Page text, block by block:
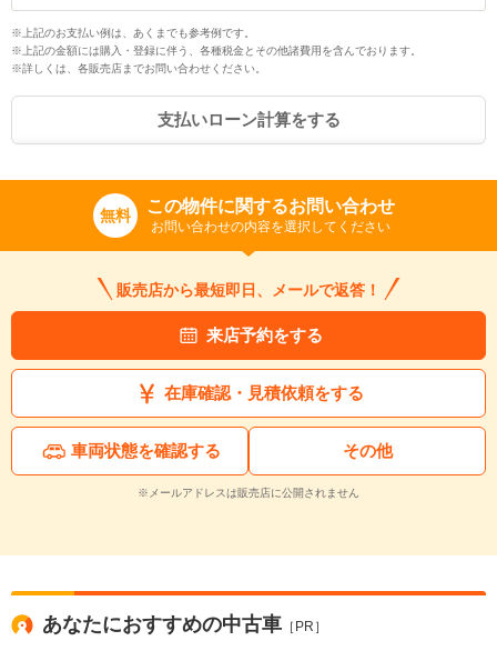
※上記のお支払い例は、あくまでも参考例です。
※上記の金額には購入・登録に伴う、各種税金とその他諸費用を含んでおります。
※詳しくは、各販売店までお問い合わせください。
支払いローン計算をする
無料 この物件に関するお問い合わせ
お問い合わせの内容を選択してください
販売店から最短即日、メールで返答！
来店予約をする
在庫確認・見積依頼をする
車両状態を確認する その他
※メールアドレスは販売店に公開されません
あなたにおすすめの中古車 ［PR］